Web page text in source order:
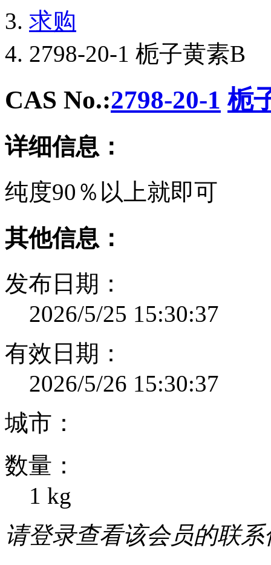
求购
2798-20-1 栀子黄素B
CAS No.:2798-20-1 栀
详细信息：
纯度90％以上就即可
其他信息：
发布日期：
2026/5/25 15:30:37
有效日期：
2026/5/26 15:30:37
城市：
数量：
1 kg
请登录查看该会员的联